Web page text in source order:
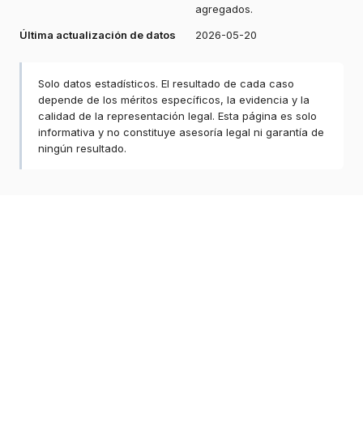
agregados.
Última actualización de datos
2026-05-20
Solo datos estadísticos. El resultado de cada caso
depende de los méritos específicos, la evidencia y la
calidad de la representación legal. Esta página es solo
informativa y no constituye asesoría legal ni garantía de
ningún resultado.